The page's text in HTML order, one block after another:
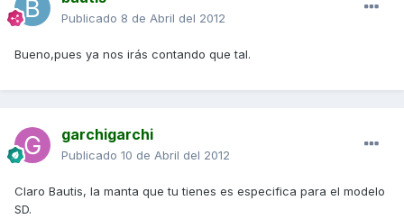
Publicado 8 de Abril del 2012
Bueno,pues ya nos irás contando que tal.
garchigarchi
Publicado 10 de Abril del 2012
Claro Bautis, la manta que tu tienes es especifica para el modelo
SD.